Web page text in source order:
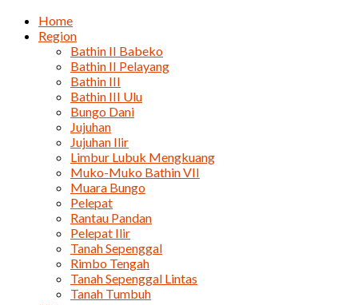
Home
Region
Bathin II Babeko
Bathin II Pelayang
Bathin III
Bathin III Ulu
Bungo Dani
Jujuhan
Jujuhan Ilir
Limbur Lubuk Mengkuang
Muko-Muko Bathin VII
Muara Bungo
Pelepat
Rantau Pandan
Pelepat Ilir
Tanah Sepenggal
Rimbo Tengah
Tanah Sepenggal Lintas
Tanah Tumbuh